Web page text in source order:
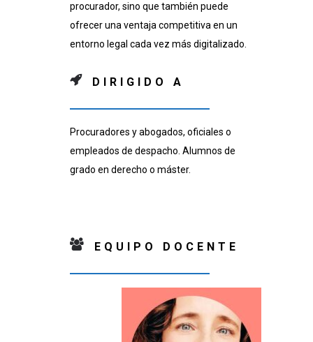
procurador, sino que también puede
ofrecer una ventaja competitiva en un
entorno legal cada vez más digitalizado.
DIRIGIDO A
Procuradores y abogados, oficiales o
empleados de despacho. Alumnos de
grado en derecho o máster.
EQUIPO DOCENTE